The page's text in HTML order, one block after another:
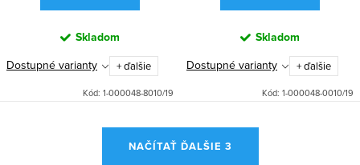
Skladom
Dostupné varianty + ďalšie
Kód: 1-000048-8010/19
Skladom
Dostupné varianty + ďalšie
Kód: 1-000048-0010/19
NAČÍTAŤ ĎALŠIE 3